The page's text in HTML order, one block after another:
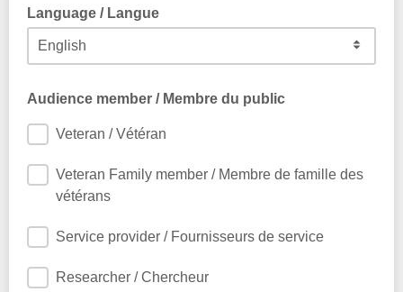
Language / Langue
Audience member / Membre du public
Veteran / Vétéran
Veteran Family member / Membre de famille des
vétérans
Service provider / Fournisseurs de service
Researcher / Chercheur